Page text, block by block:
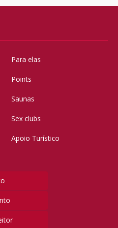
Para elas
Points
Saunas
Sex clubs
Apoio Turístico